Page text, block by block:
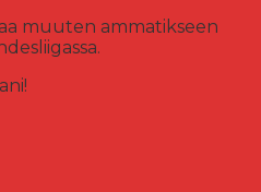
muuten ammatikseen